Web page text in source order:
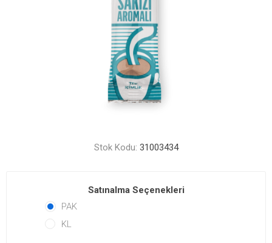
Stok Kodu: 31003434
Satınalma Seçenekleri
PAK
KL